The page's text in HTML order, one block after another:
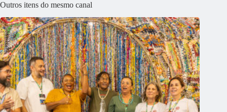
Outros itens do mesmo canal